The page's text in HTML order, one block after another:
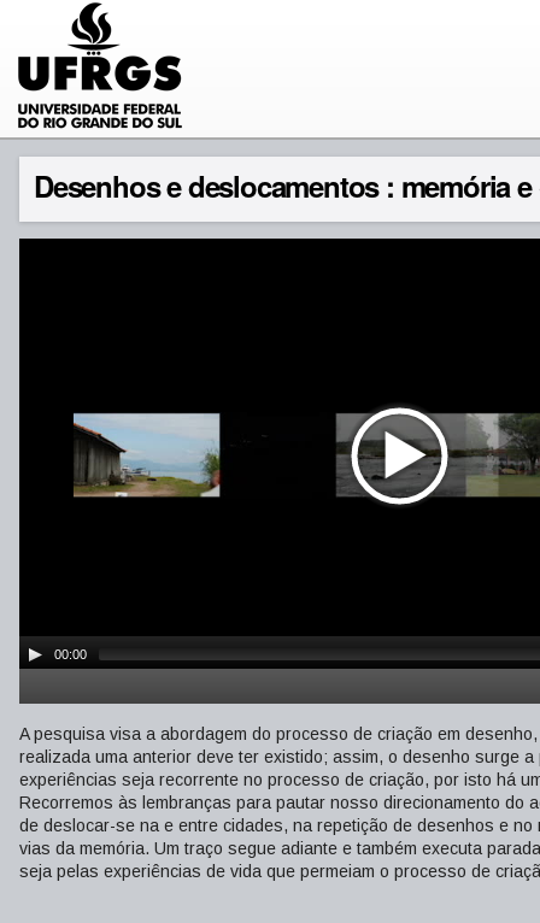
Desenhos e deslocamentos : memória
00:00
A pesquisa visa a abordagem do processo de criação em
realizada uma anterior deve ter existido; assim, o desenho surge
experiências seja recorrente no processo de criação, por isto há
Recorremos às lembranças para pautar nosso direcionamento do
de deslocar-se na e entre cidades, na repetição de desenhos e
vias da memória. Um traço segue adiante e também executa
seja pelas experiências de vida que permeiam o processo de